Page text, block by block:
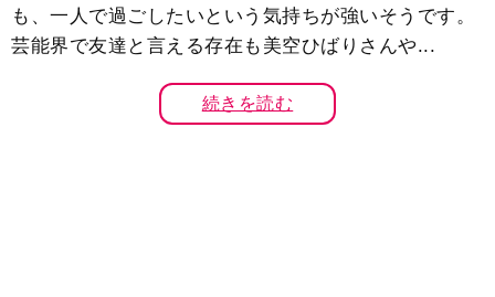
も、一人で過ごしたいという気持ちが強いそうです。
芸能界で友達と言える存在も美空ひばりさんや...
続きを読む